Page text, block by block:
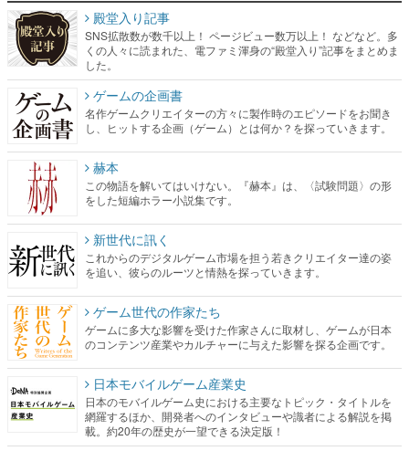
殿堂入り記事
SNS拡散数が数千以上！ ページビュー数万以上！ などなど。多
くの人々に読まれた、電ファミ渾身の“殿堂入り”記事をまとめま
した。
ゲームの企画書
名作ゲームクリエイターの方々に製作時のエピソードをお聞き
し、ヒットする企画（ゲーム）とは何か？を探っていきます。
赫本
この物語を解いてはいけない。『赫本』は、〈試験問題〉の形
をした短編ホラー小説集です。
新世代に訊く
これからのデジタルゲーム市場を担う若きクリエイター達の姿
を追い、彼らのルーツと情熱を探っていきます。
ゲーム世代の作家たち
ゲームに多大な影響を受けた作家さんに取材し、ゲームが日本
のコンテンツ産業やカルチャーに与えた影響を探る企画です。
日本モバイルゲーム産業史
日本のモバイルゲーム史における主要なトピック・タイトルを
網羅するほか、開発者へのインタビューや識者による解説を掲
載。約20年の歴史が一望できる決定版！